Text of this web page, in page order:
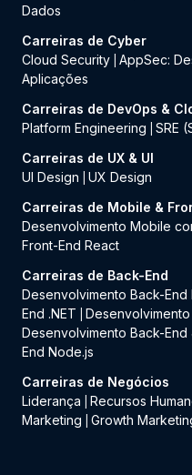
Dados
Carreiras de Cyber
Cloud Security AppSec:
Aplicações
Carreiras de DevOps &
Platform Engineering
SRE
Carreiras de UX & UI
UI Design
UX Design
Carreiras de Mobile &
Desenvolvimento Mobile
Front-End React
Carreiras de Back-End
Desenvolvimento Back-End
End .NET
Desenvolvimento Back-End
End Node.js
Carreiras de Negócios
Liderança
Recursos
Marketing
Growth